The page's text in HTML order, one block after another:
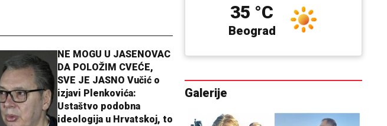
NE MOGU U JASENOVAC
DA POLOŽIM CVEĆE,
SVE JE JASNO Vučić o
izjavi Plenkovića:
Ustaštvo podobna
ideologija u Hrvatskoj, to
Beograd
35 °C
Galerije